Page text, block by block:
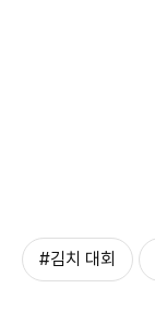
#김치 대회